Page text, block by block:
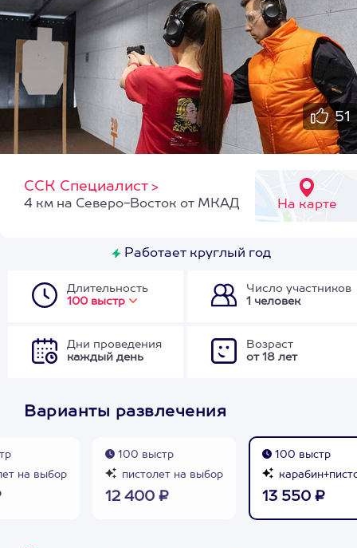
51
ССК Специалист >
На карте
4 км на Северо-Восток от МКАД
Работает круглый год
Длительность
100 выстр
Число участников
1 человек
Дни проведения
каждый день
Возраст
от 18 лет
Варианты развлечения
на выбор
100 выстр
пистолет на выбор
12 400 ₽
100 выстр
13 550 ₽